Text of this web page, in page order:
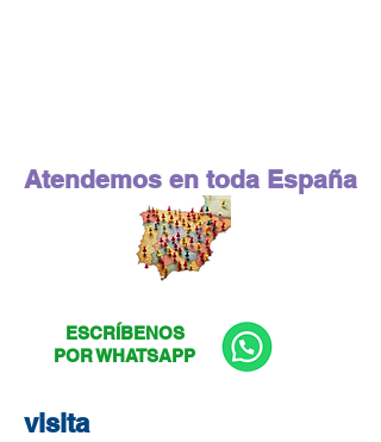
Atendemos en toda España
ESCRÍBENOS
POR WHATSAPP
visita